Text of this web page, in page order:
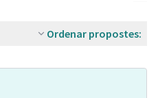
Ordenar propostes: